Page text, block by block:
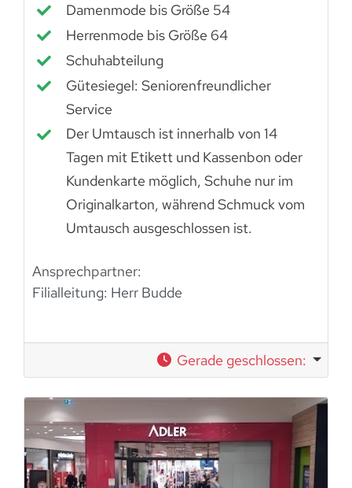
Damenmode bis Größe 54
Herrenmode bis Größe 64
Schuhabteilung
Gütesiegel: Seniorenfreundlicher
Service
Der Umtausch ist innerhalb von 14
Tagen mit Etikett und Kassenbon oder
Kundenkarte möglich, Schuhe nur im
Originalkarton, während Schmuck vom
Umtausch ausgeschlossen ist.
Ansprechpartner:
Filialleitung: Herr Budde
Gerade geschlossen: